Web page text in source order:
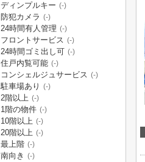
ディンプルキー (-)
防犯カメラ (-)
24時間有人管理 (-)
フロントサービス (-)
24時間ゴミ出し可 (-)
住戸内覧可能 (-)
コンシェルジュサービス (-)
駐車場あり (-)
2階以上 (-)
1階の物件 (-)
10階以上 (-)
20階以上 (-)
最上階 (-)
南向き (-)